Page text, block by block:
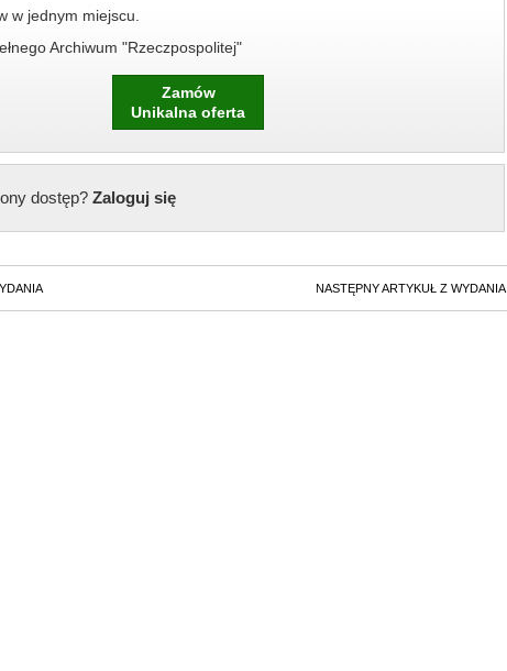
w jednym miejscu.
Archiwum "Rzeczpospolitej"
Zamów
Unikalna oferta
dostęp?Zaloguj się
NASTĘPNY ARTYKUŁ Z WYDANIA